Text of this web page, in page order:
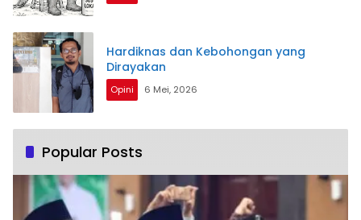
Hardiknas dan Kebohongan yang
Dirayakan
Opini 6 Mei, 2026
Popular Posts